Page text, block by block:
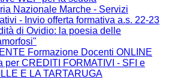
Nazionale Marche - Servizi
- Invio offerta formativa a.s. 22-23
di Ovidio: la poesia delle
Formazione Docenti ONLINE
per CREDITI FORMATIVI - SFI e
E LA TARTARUGA